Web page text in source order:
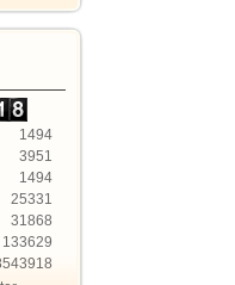
1494
3951
1494
25331
31868
133629